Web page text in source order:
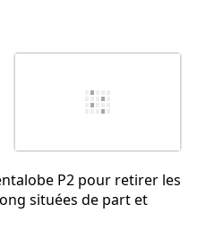
P2 pour retirer les
situées de part et